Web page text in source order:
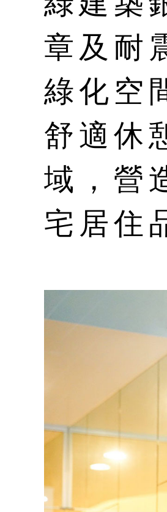
章及耐
綠化空
舒適休
域，營
宅居住